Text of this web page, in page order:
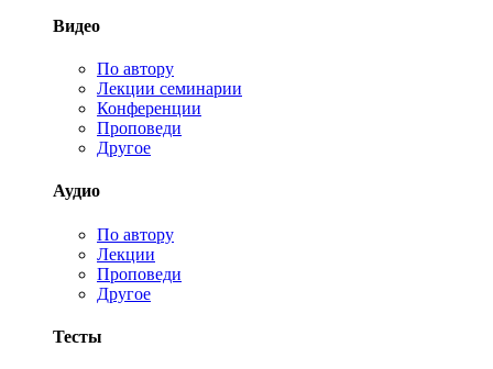
Видео
По автору
Лекции семинарии
Конференции
Проповеди
Другое
Аудио
По автору
Лекции
Проповеди
Другое
Тесты